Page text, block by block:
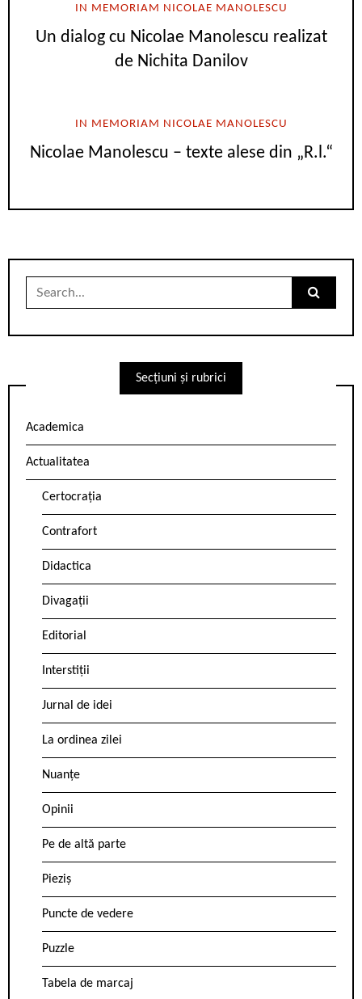
IN MEMORIAM NICOLAE MANOLESCU
Un dialog cu Nicolae Manolescu realizat
de Nichita Danilov
IN MEMORIAM NICOLAE MANOLESCU
Nicolae Manolescu – texte alese din „R.l.“
Search
Secțiuni și rubrici
Academica
Actualitatea
Certocrația
Contrafort
Didactica
Divagații
Editorial
Interstiții
Jurnal de idei
La ordinea zilei
Nuanțe
Opinii
Pe de altă parte
Pieziș
Puncte de vedere
Puzzle
Tabela de marcaj